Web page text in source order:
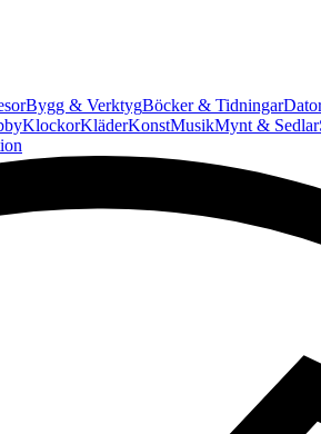
Bygg & VerktygBöcker & Tidningar
KlockorKläderKonstMusikMynt & Sedlar